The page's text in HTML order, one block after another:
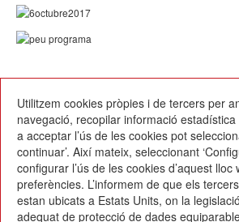
Escola Betània-Patmos
C. Montevideo, 13
Utilitzem cookies pròpies i de tercers per
navegació, recopilar informació
a acceptar l’ús de les cookies pot
continuar’. Així mateix, seleccionant
configurar l’ús de les cookies d’aquest
preferències. L’informem de que els
estan ubicats a Estats Units, on la
adequat de protecció de dades